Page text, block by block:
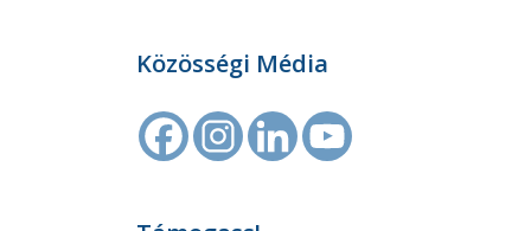
Közösségi Média